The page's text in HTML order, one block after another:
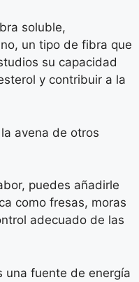
soluble,
un tipo de fibra que
su capacidad
y contribuir a la
avena de otros
puedes añadirle
como fresas, moras
adecuado de las
una fuente de energía